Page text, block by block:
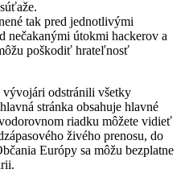
tak pred jednotlivými
nečakanými útokmi hackerov a
poškodiť hrateľnosť
vývojári odstránili všetky
stránka obsahuje hlavné
riadku môžete vidieť
živého prenosu, do
Európy sa môžu bezplatne